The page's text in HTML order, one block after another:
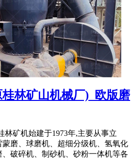
林矿山机械厂)_欧版磨
林矿机始建于1973年,主要从事立
蒙磨、球磨机、超细分级机、氢氧化
破碎机、制砂机、砂粉一体机等各